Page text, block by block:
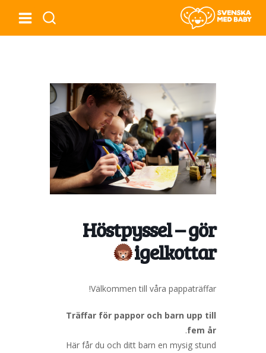
Höstpyssel – gör
igelkottar
Välkommen till våra pappaträffar!
Träffar för pappor och barn upp till
fem år
.
Här får du och ditt barn en mysig stund